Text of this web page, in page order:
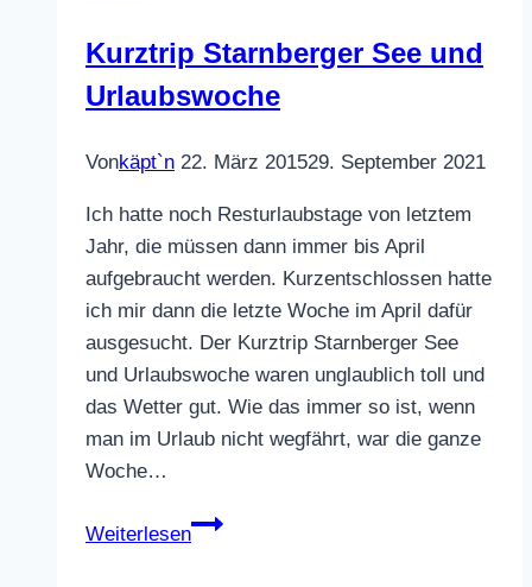
Kurztrip Starnberger See und
Urlaubswoche
Vonkäpt`n 22. März 201529. September 2021
Ich hatte noch Resturlaubstage von letztem
Jahr, die müssen dann immer bis April
aufgebraucht werden. Kurzentschlossen hatte
ich mir dann die letzte Woche im April dafür
ausgesucht. Der Kurztrip Starnberger See
und Urlaubswoche waren unglaublich toll und
das Wetter gut. Wie das immer so ist, wenn
man im Urlaub nicht wegfährt, war die ganze
Woche…
Weiterlesen
Kurztrip